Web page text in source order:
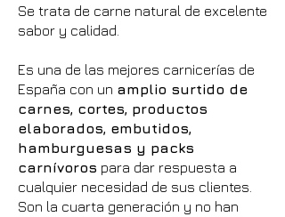
Se trata de carne natural de excelente
sabor y calidad.
Es una de las mejores carnicerías de
España con un amplio surtido de
carnes, cortes, productos
elaborados, embutidos,
hamburguesas y packs
carnívoros para dar respuesta a
cualquier necesidad de sus clientes.
Son la cuarta generación y no han